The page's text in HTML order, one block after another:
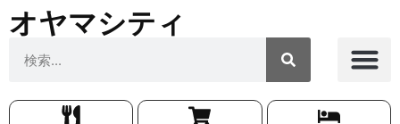
オヤマシティ